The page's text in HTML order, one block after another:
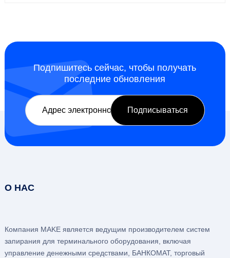
Подпишитесь сейчас, чтобы получать
последние обновления
О НАС
Компания MAKE является ведущим производителем систем
запирания для терминального оборудования, включая
управление денежными средствами, БАНКОМАТ, торговый